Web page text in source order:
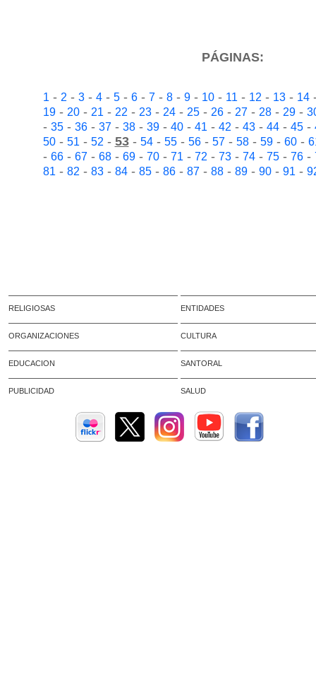
PÁGINAS:
1- 2- 3- 4- 5- 6- 7- 8- 9- 10- 11- 12- 13- 14
19- 20- 21- 22- 23- 24- 25- 26- 27- 28- 29-
- 35- 36- 37- 38- 39- 40- 41- 42- 43- 44- 45-
50- 51- 52- 53- 54- 55- 56- 57- 58- 59- 60-
- 66- 67- 68- 69- 70- 71- 72- 73- 74- 75- 76-
81- 82- 83- 84- 85- 86- 87- 88- 89- 90- 91-
RELIGIOSAS ENTIDADES
ORGANIZACIONES CULTURA
EDUCACION SANTORAL
PUBLICIDAD SALUD